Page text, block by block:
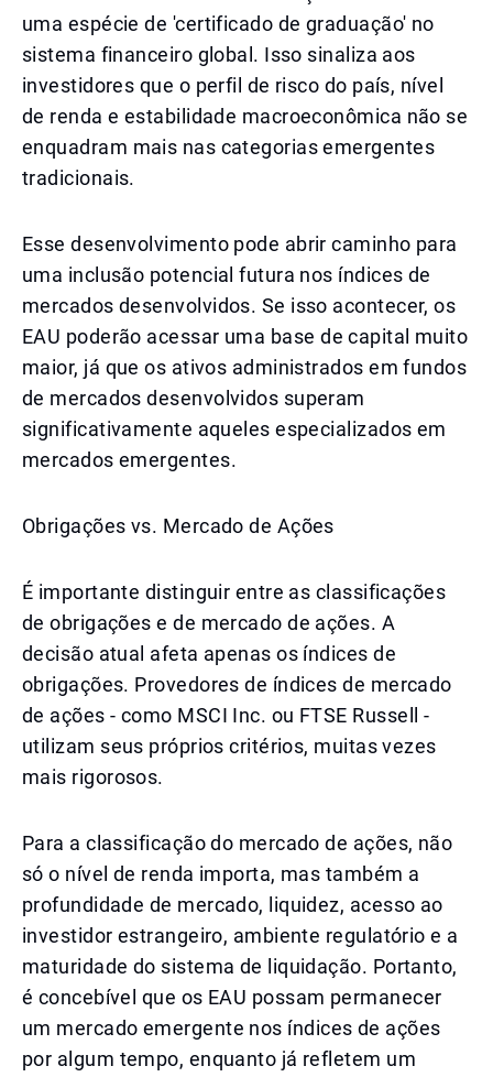
uma espécie de 'certificado de graduação' no
sistema financeiro global. Isso sinaliza aos
investidores que o perfil de risco do país, nível
de renda e estabilidade macroeconômica não se
enquadram mais nas categorias emergentes
tradicionais.
Esse desenvolvimento pode abrir caminho para
uma inclusão potencial futura nos índices de
mercados desenvolvidos. Se isso acontecer, os
EAU poderão acessar uma base de capital muito
maior, já que os ativos administrados em fundos
de mercados desenvolvidos superam
significativamente aqueles especializados em
mercados emergentes.
Obrigações vs. Mercado de Ações
É importante distinguir entre as classificações
de obrigações e de mercado de ações. A
decisão atual afeta apenas os índices de
obrigações. Provedores de índices de mercado
de ações - como MSCI Inc. ou FTSE Russell -
utilizam seus próprios critérios, muitas vezes
mais rigorosos.
Para a classificação do mercado de ações, não
só o nível de renda importa, mas também a
profundidade de mercado, liquidez, acesso ao
investidor estrangeiro, ambiente regulatório e a
maturidade do sistema de liquidação. Portanto,
é concebível que os EAU possam permanecer
um mercado emergente nos índices de ações
por algum tempo, enquanto já refletem um